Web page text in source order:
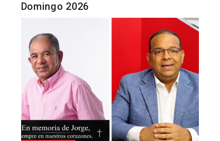
Domingo 2026